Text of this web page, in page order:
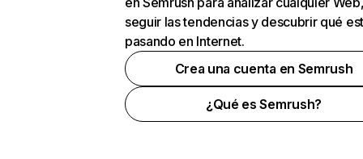
seguir las tendencias y descubrir qué
pasando en Internet.
Crea una cuenta en Semrush
¿Qué es Semrush?